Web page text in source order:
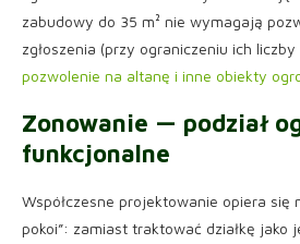
zabudowy do 35 m² nie wymagają
zgłoszenia (przy ograniczeniu ich liczby
pozwolenie na altanę i inne obiekty
Zonowanie — podział
funkcjonalne
Współczesne projektowanie opiera się
pokoi”: zamiast traktować działkę jako